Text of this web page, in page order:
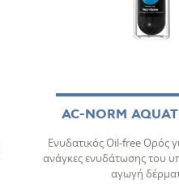
AC-NORM
Ενυδατικός Οil-free Ορός
ανάγκες ενυδάτωσης του
αγωγή